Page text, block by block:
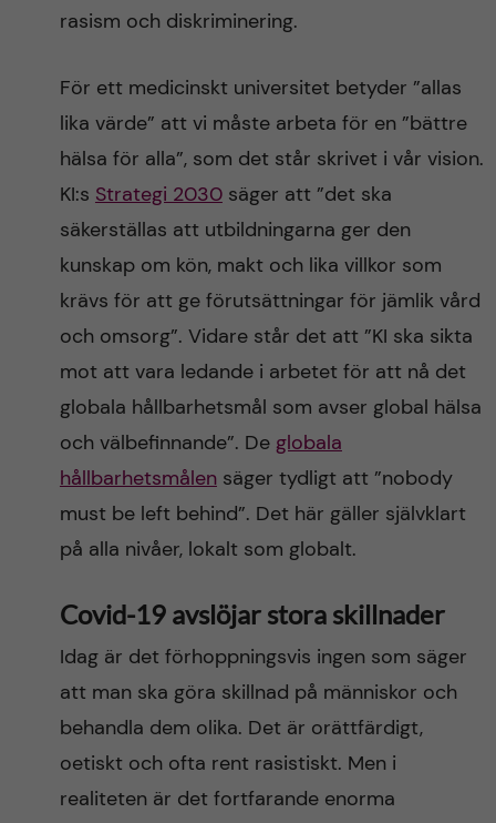
rasism och diskriminering.
För ett medicinskt universitet betyder ”allas
lika värde” att vi måste arbeta för en ”bättre
hälsa för alla”, som det står skrivet i vår vision.
KI:s Strategi 2030säger att ”det ska
säkerställas att utbildningarna ger den
kunskap om kön, makt och lika villkor som
krävs för att ge förutsättningar för jämlik vård
och omsorg”. Vidare står det att ”KI ska sikta
mot att vara ledande i arbetet för att nå det
globala hållbarhetsmål som avser global hälsa
och välbefinnande”. De globala
hållbarhetsmålensäger tydligt att ”nobody
must be left behind”. Det här gäller självklart
på alla nivåer, lokalt som globalt.
Covid-19 avslöjar stora skillnader
Idag är det förhoppningsvis ingen som säger
att man ska göra skillnad på människor och
behandla dem olika. Det är orättfärdigt,
oetiskt och ofta rent rasistiskt. Men i
realiteten är det fortfarande enorma